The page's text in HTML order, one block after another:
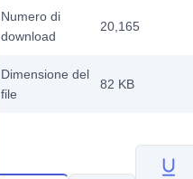
Numero di
download
20,165
Dimensione del
file
82 KB